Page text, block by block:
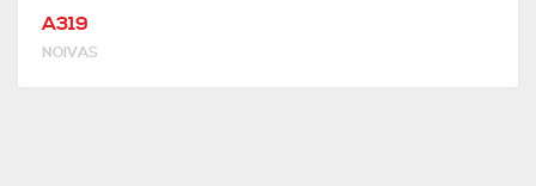
A319
NOIVAS